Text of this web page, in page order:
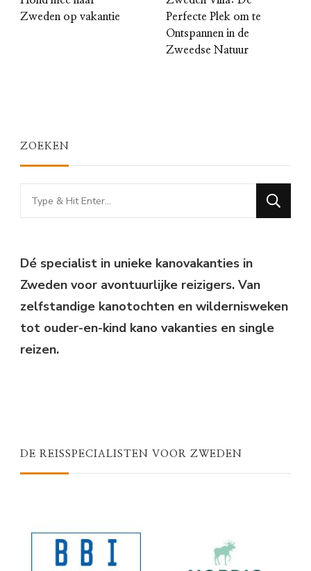
Zweden op vakantie
Perfecte Plek om te
Ontspannen in de
Zweedse Natuur
ZOEKEN
Looking
for
Dé specialist in unieke kanovakanties in
Zweden voor avontuurlijke reizigers. Van
zelfstandige kanotochten en wildernisweken
tot ouder-en-kind kano vakanties en single
reizen.
DE REISSPECIALISTEN VOOR ZWEDEN